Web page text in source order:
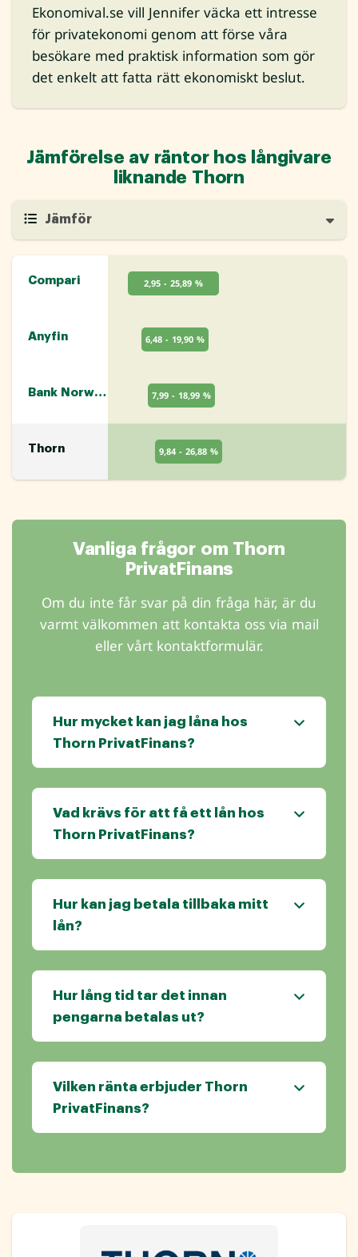
Ekonomival.se vill Jennifer väcka ett intresse
för privatekonomi genom att förse våra
besökare med praktisk information som gör
det enkelt att fatta rätt ekonomiskt beslut.
Jämförelse av räntor hos långivare
liknande Thorn
Jämför
Compari 2,95 - 25,89 %
Anyfin 6,48 - 19,90 %
Bank Norwegian 7,99 - 18,99 %
Thorn 9,84 - 26,88 %
Vanliga frågor om Thorn
PrivatFinans
Om du inte får svar på din fråga här, är du
varmt välkommen att kontakta oss via mail
eller vårt kontaktformulär.
Hur mycket kan jag låna hos
Thorn PrivatFinans?
Vad krävs för att få ett lån hos
Thorn PrivatFinans?
Hur kan jag betala tillbaka mitt
lån?
Hur lång tid tar det innan
pengarna betalas ut?
Vilken ränta erbjuder Thorn
PrivatFinans?